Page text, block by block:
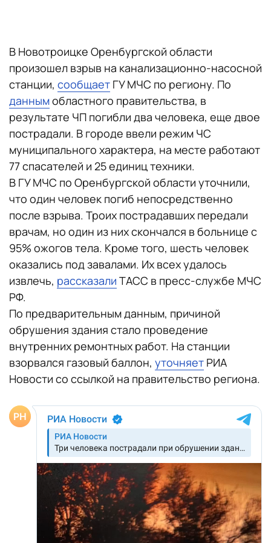
В Новотроицке Оренбургской области
произошел взрыв на канализационно-насосной
станции, сообщает ГУ МЧС по региону. По
даннымобластного правительства, в
результате ЧП погибли два человека, еще двое
пострадали. В городе ввели режим ЧС
муниципального характера, на месте работают
77 спасателей и 25 единиц техники.
В ГУ МЧС по Оренбургской области уточнили,
что один человек погиб непосредственно
после взрыва. Троих пострадавших передали
врачам, но один из них скончался в больнице с
95% ожогов тела. Кроме того, шесть человек
оказались под завалами. Их всех удалось
извлечь, рассказали ТАСС в пресс-службе МЧС
РФ.
По предварительным данным, причиной
обрушения здания стало проведение
внутренних ремонтных работ. На станции
взорвался газовый баллон, уточняет РИА
Новости со ссылкой на правительство региона.